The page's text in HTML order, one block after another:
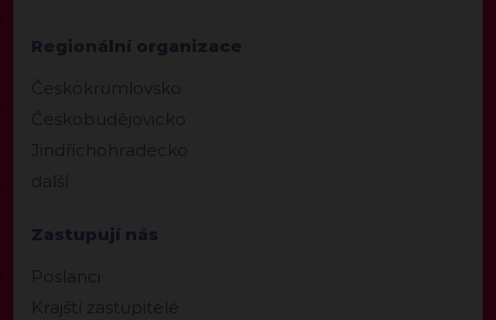
Regionální organizace
Českokrumlovsko
Českobudějovicko
Jindřichohradecko
další
Zastupují nás
Poslanci
Krajští zastupitelé